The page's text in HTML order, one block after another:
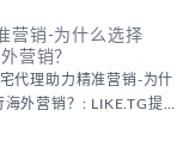
营销-为什么选择
营销？
代理助力精准营销-为什
外营销？: LIKE.TG提